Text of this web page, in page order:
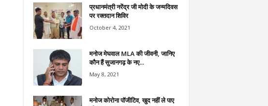
प्रधानमंत्री नरेंद्र जी मोदी के जन्मदिवस
पर रक्तदान शिविर
October 4, 2021
मनोज मेघवाल MLA की जीवनी, जानिए
कौन हैं सुजानगढ़ के नए...
May 8, 2021
मनोज कोरोना पॉजीटिव, खुद नहीं ले पाए